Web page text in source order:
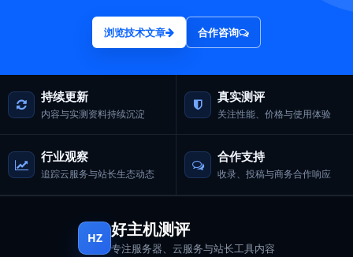
浏览技术文章 合作咨询
持续更新
内容与实测资料持续沉淀
真实测评
关注性能、价格与使用体验
行业观察
追踪云服务与站长生态动态
合作支持
收录、投稿与商务合作响应
HZ 好主机测评
专注服务器、云服务与站长工具内容